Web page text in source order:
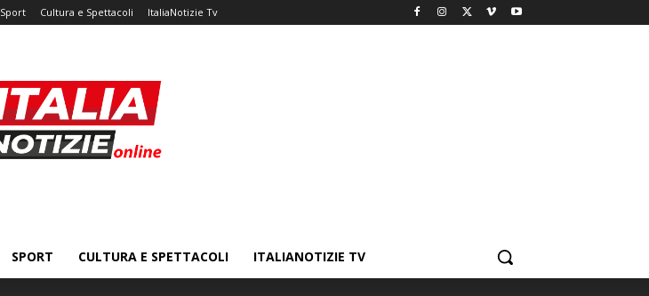
Sport Cultura e Spettacoli ItaliaNotizie Tv
SPORT CULTURA E SPETTACOLI ITALIANOTIZIE TV